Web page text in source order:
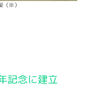
（※）
記念に建立